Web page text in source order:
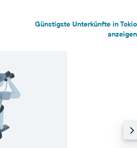
Günstigste Unterkünfte in Tokio
anzeigen